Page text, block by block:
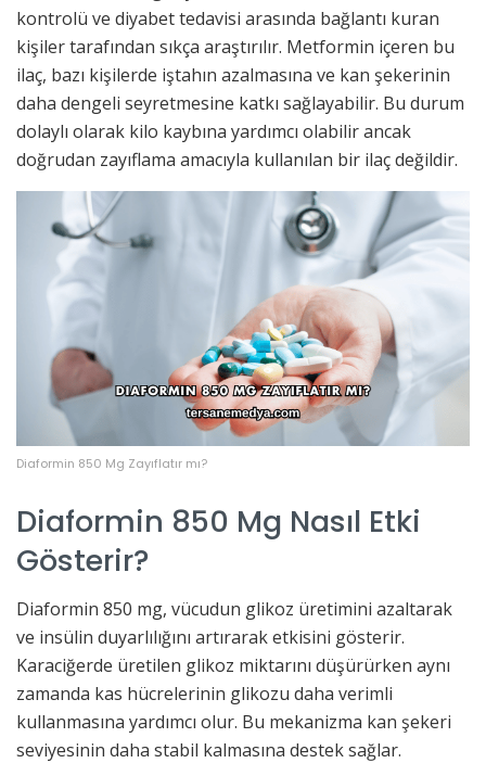
kontrolü ve diyabet tedavisi arasında bağlantı kuran
kişiler tarafından sıkça araştırılır. Metformin içeren bu
ilaç, bazı kişilerde iştahın azalmasına ve kan şekerinin
daha dengeli seyretmesine katkı sağlayabilir. Bu durum
dolaylı olarak kilo kaybına yardımcı olabilir ancak
doğrudan zayıflama amacıyla kullanılan bir ilaç değildir.
Diaformin 850 Mg Zayıflatır mı?
Diaformin 850 Mg Nasıl Etki
Gösterir?
Diaformin 850 mg, vücudun glikoz üretimini azaltarak
ve insülin duyarlılığını artırarak etkisini gösterir.
Karaciğerde üretilen glikoz miktarını düşürürken aynı
zamanda kas hücrelerinin glikozu daha verimli
kullanmasına yardımcı olur. Bu mekanizma kan şekeri
seviyesinin daha stabil kalmasına destek sağlar.